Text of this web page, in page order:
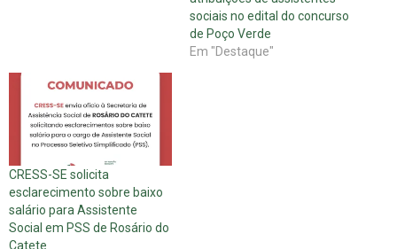
sociais no edital do concurso
de Poço Verde
Em "Destaque"
CRESS-SE solicita
esclarecimento sobre baixo
salário para Assistente
Social em PSS de Rosário do
Catete